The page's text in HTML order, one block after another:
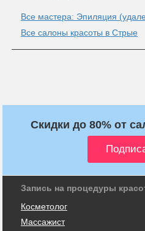
Все мастера: Эпиляция
Все салоны красоты в Стрые
Скидки до 80% от
Запись на процедуры
Косметолог
Массажист